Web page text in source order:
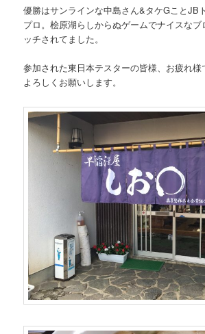
優勝はサンラインな中島さん&タケGことJB
プロ。桧原湖らしからぬゲームでナイスなブ
ッチされてました。
参加された東日本テスターの皆様、お疲れ様
よろしくお願いします。